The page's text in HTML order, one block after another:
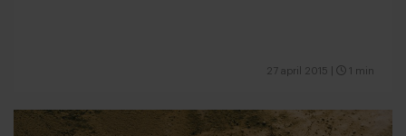
27 april 2015 1 min